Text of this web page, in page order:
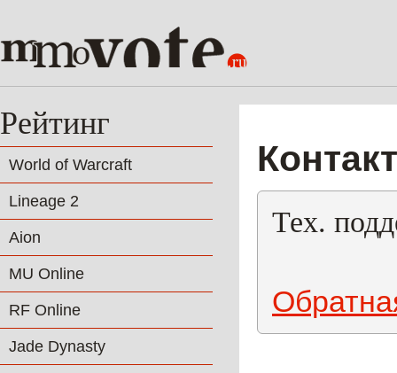
Рейтинг
World of Warcraft
Lineage 2
Aion
MU Online
RF Online
Jade Dynasty
Тех.